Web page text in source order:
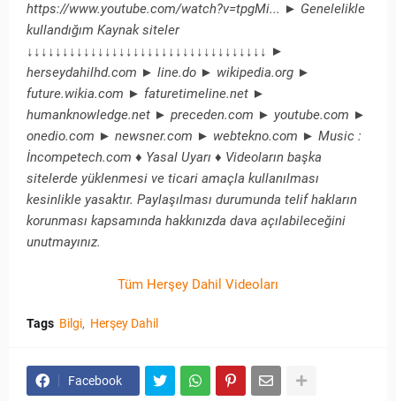
https://www.youtube.com/watch?v=tpgMi...​ ► Genelelikle
kullandığım Kaynak siteler
↓↓↓↓↓↓↓↓↓↓↓↓↓↓↓↓↓↓↓↓↓↓↓↓↓↓↓↓↓↓↓↓↓↓ ►
herseydahilhd.com ► line.do ► wikipedia.org ►
future.wikia.com ► faturetimeline.net ►
humanknowledge.net ► preceden.com ► youtube.com ►
onedio.com ► newsner.com ► webtekno.com ► Music :
İncompetech.com ♦ Yasal Uyarı ♦ Videoların başka
sitelerde yüklenmesi ve ticari amaçla kullanılması
kesinlikle yasaktır. Paylaşılması durumunda telif hakların
korunması kapsamında hakkınızda dava açılabileceğini
unutmayınız.
Tüm Herşey Dahil Videoları
Tags Bilgi Herşey Dahil
Facebook